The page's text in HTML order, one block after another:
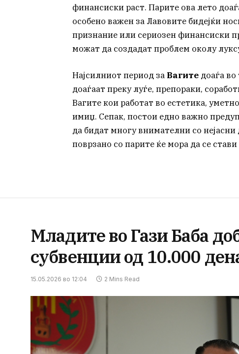
финансиски раст. Парите ова лето
особено важен за Лавовите бидејќи
признание или сериозен финансиски
можат да создадат проблем околу
Најсилниот период за Вагите доаѓа во
доаѓаат преку луѓе, препораки,
Вагите кои работат во естетика,
имиџ. Сепак, постои едно важно
да бидат многу внимателни со
поврзано со парите ќе мора да се
Младите во Гази Баба
субвенции од 10.000
15.05.2026 во 12:04 2 Mins Read